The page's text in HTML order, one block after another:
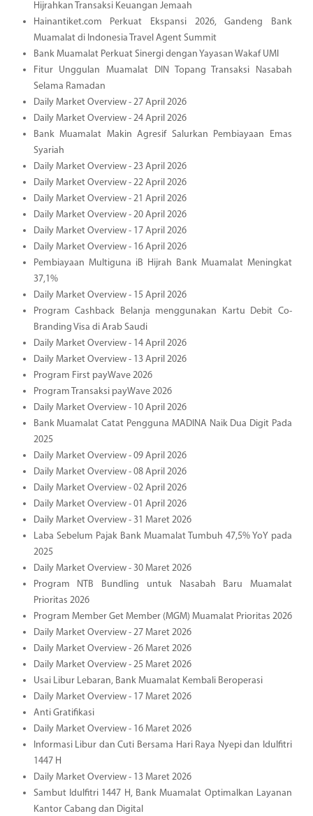
Hijrahkan Transaksi Keuangan Jemaah
Hainantiket.com Perkuat Ekspansi 2026, Gandeng Bank
Muamalat di Indonesia Travel Agent Summit
Bank Muamalat Perkuat Sinergi dengan Yayasan Wakaf UMI
Fitur Unggulan Muamalat DIN Topang Transaksi Nasabah
Selama Ramadan
Daily Market Overview - 27 April 2026
Daily Market Overview - 24 April 2026
Bank Muamalat Makin Agresif Salurkan Pembiayaan Emas
Syariah
Daily Market Overview - 23 April 2026
Daily Market Overview - 22 April 2026
Daily Market Overview - 21 April 2026
Daily Market Overview - 20 April 2026
Daily Market Overview - 17 April 2026
Daily Market Overview - 16 April 2026
Pembiayaan Multiguna iB Hijrah Bank Muamalat Meningkat
37,1%
Daily Market Overview - 15 April 2026
Program Cashback Belanja menggunakan Kartu Debit Co-
Branding Visa di Arab Saudi
Daily Market Overview - 14 April 2026
Daily Market Overview - 13 April 2026
Program First payWave 2026
Program Transaksi payWave 2026
Daily Market Overview - 10 April 2026
Bank Muamalat Catat Pengguna MADINA Naik Dua Digit Pada
2025
Daily Market Overview - 09 April 2026
Daily Market Overview - 08 April 2026
Daily Market Overview - 02 April 2026
Daily Market Overview - 01 April 2026
Daily Market Overview - 31 Maret 2026
Laba Sebelum Pajak Bank Muamalat Tumbuh 47,5% YoY pada
2025
Daily Market Overview - 30 Maret 2026
Program NTB Bundling untuk Nasabah Baru Muamalat
Prioritas 2026
Program Member Get Member (MGM) Muamalat Prioritas 2026
Daily Market Overview - 27 Maret 2026
Daily Market Overview - 26 Maret 2026
Daily Market Overview - 25 Maret 2026
Usai Libur Lebaran, Bank Muamalat Kembali Beroperasi
Daily Market Overview - 17 Maret 2026
Anti Gratifikasi
Daily Market Overview - 16 Maret 2026
Informasi Libur dan Cuti Bersama Hari Raya Nyepi dan Idulfitri
1447 H
Daily Market Overview - 13 Maret 2026
Sambut Idulfitri 1447 H, Bank Muamalat Optimalkan Layanan
Kantor Cabang dan Digital